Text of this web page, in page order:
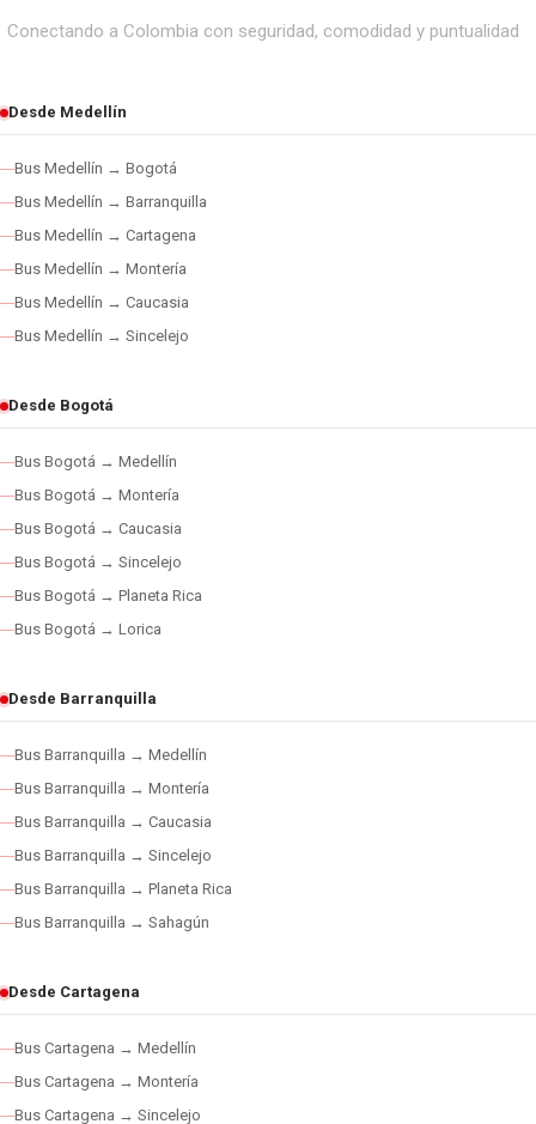
Conectando a Colombia con seguridad, comodidad y puntualidad
Desde Medellín
Bus Medellín → Bogotá
Bus Medellín → Barranquilla
Bus Medellín → Cartagena
Bus Medellín → Montería
Bus Medellín → Caucasia
Bus Medellín → Sincelejo
Desde Bogotá
Bus Bogotá → Medellín
Bus Bogotá → Montería
Bus Bogotá → Caucasia
Bus Bogotá → Sincelejo
Bus Bogotá → Planeta Rica
Bus Bogotá → Lorica
Desde Barranquilla
Bus Barranquilla → Medellín
Bus Barranquilla → Montería
Bus Barranquilla → Caucasia
Bus Barranquilla → Sincelejo
Bus Barranquilla → Planeta Rica
Bus Barranquilla → Sahagún
Desde Cartagena
Bus Cartagena → Medellín
Bus Cartagena → Montería
Bus Cartagena → Sincelejo